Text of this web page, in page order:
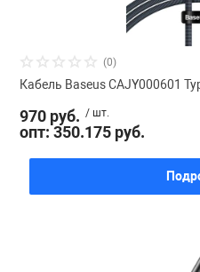
(0)
Кабель Baseus CAJY000601
970 руб. / шт.
опт: 350.175 руб.